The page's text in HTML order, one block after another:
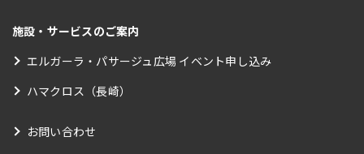
施設・サービスのご案内
エルガーラ・パサージュ広場 イベント申し込み
ハマクロス（長崎）
お問い合わせ